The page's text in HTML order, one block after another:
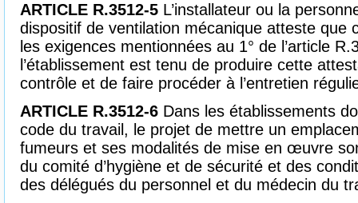
ARTICLE R.3512-5 L’installateur ou la
dispositif de ventilation mécanique atteste que
les exigences mentionnées au 1° de l’article
l’établissement est tenu de produire cette
contrôle et de faire procéder à l’entretien
ARTICLE R.3512-6 Dans les établissements
code du travail, le projet de mettre un
fumeurs et ses modalités de mise en œuvre
du comité d’hygiène et de sécurité et des
des délégués du personnel et du médecin du